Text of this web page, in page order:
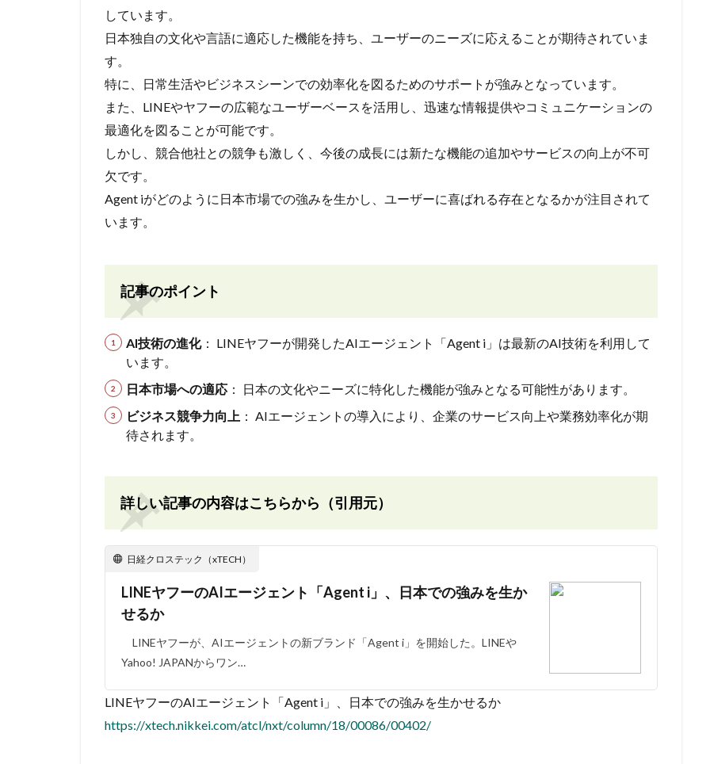
しています。
日本独自の文化や言語に適応した機能を持ち、ユーザーのニーズに応えることが期待されていま
す。
特に、日常生活やビジネスシーンでの効率化を図るためのサポートが強みとなっています。
また、LINEやヤフーの広範なユーザーベースを活用し、迅速な情報提供やコミュニケーションの
最適化を図ることが可能です。
しかし、競合他社との競争も激しく、今後の成長には新たな機能の追加やサービスの向上が不可
欠です。
Agent iがどのように日本市場での強みを生かし、ユーザーに喜ばれる存在となるかが注目されて
います。
記事のポイント
AI技術の進化： LINEヤフーが開発したAIエージェント「Agent i」は最新のAI技術を利用して
います。
日本市場への適応 ： 日本の文化やニーズに特化した機能が強みとなる可能性があります。
ビジネス競争力向上 ： AIエージェントの導入により、企業のサービス向上や業務効率化が期
待されます。
詳しい記事の内容はこちらから（引用元）
日経クロステック（xTECH）
LINEヤフーのAIエージェント「Agent i」、日本での強みを生か
せるか
LINEヤフーが、AIエージェントの新ブランド「Agent i」を開始した。LINEや
Yahoo! JAPANからワン…
LINEヤフーのAIエージェント「Agent i」、日本での強みを生かせるか
https://xtech.nikkei.com/atcl/nxt/column/18/00086/00402/